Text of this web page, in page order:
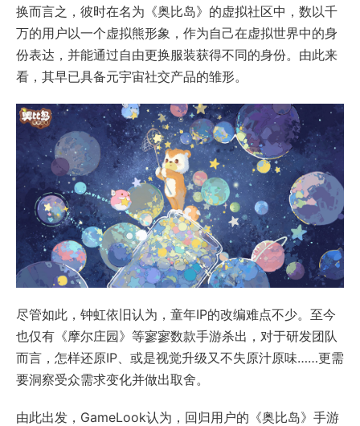
换而言之，彼时在名为《奥比岛》的虚拟社区中，数以千
万的用户以一个虚拟熊形象，作为自己在虚拟世界中的身
份表达，并能通过自由更换服装获得不同的身份。由此来
看，其早已具备元宇宙社交产品的雏形。
尽管如此，钟虹依旧认为，童年IP的改编难点不少。至今
也仅有《摩尔庄园》等寥寥数款手游杀出，对于研发团队
而言，怎样还原IP、或是视觉升级又不失原汁原味……更需
要洞察受众需求变化并做出取舍。
由此出发，GameLook认为，回归用户的《奥比岛》手游